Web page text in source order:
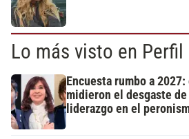
Lo más visto en Perfil
Encuesta rumbo a
midieron el desgaste
liderazgo en el